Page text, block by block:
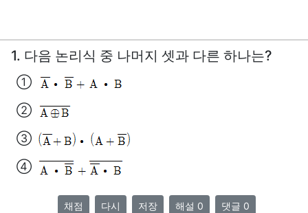
1. 다음 논리식 중 나머지 셋과 다른 하나는?
①
②
③
④
채점 다시 저장 해설 0 댓글 0